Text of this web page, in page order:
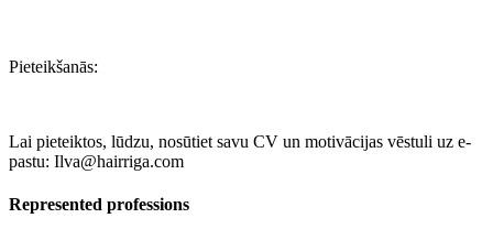
Pieteikšanās:
Lai pieteiktos, lūdzu, nosūtiet savu CV un motivācijas vēstuli uz e-
pastu: Ilva@hairriga.com
Represented professions